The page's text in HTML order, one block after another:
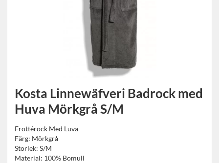
Kosta Linnewäfveri Badrock med
Huva Mörkgrå S/M
Frottérock Med Luva
Färg: Mörkgrå
Storlek: S/M
Material: 100% Bomull